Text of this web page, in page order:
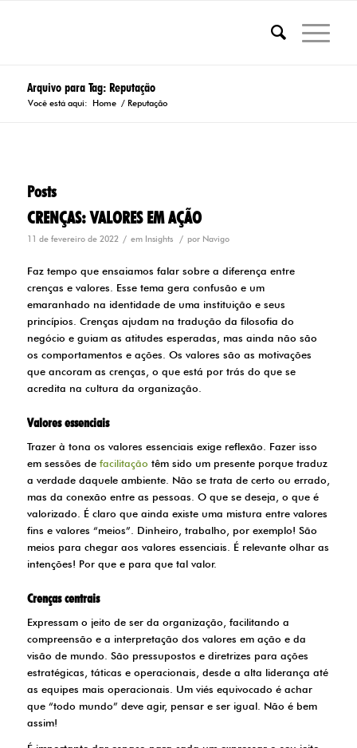
Arquivo para Tag: Reputação
Você está aqui: Home / Reputação
Posts
CRENÇAS: VALORES EM AÇÃO
11 de fevereiro de 2022 / em Insights / por Navigo
Faz tempo que ensaiamos falar sobre a diferença entre
crenças e valores. Esse tema gera confusão e um
emaranhado na identidade de uma instituição e seus
princípios. Crenças ajudam na tradução da filosofia do
negócio e guiam as atitudes esperadas, mas ainda não são
os comportamentos e ações. Os valores são as motivações
que ancoram as crenças, o que está por trás do que se
acredita na cultura da organização.
Valores essenciais
Trazer à tona os valores essenciais exige reflexão. Fazer isso
em sessões de facilitação têm sido um presente porque traduz
a verdade daquele ambiente. Não se trata de certo ou errado,
mas da conexão entre as pessoas. O que se deseja, o que é
valorizado. É claro que ainda existe uma mistura entre valores
fins e valores “meios”. Dinheiro, trabalho, por exemplo! São
meios para chegar aos valores essenciais. É relevante olhar as
intenções! Por que e para que tal valor.
Crenças centrais
Expressam o jeito de ser da organização, facilitando a
compreensão e a interpretação dos valores em ação e da
visão de mundo. São pressupostos e diretrizes para ações
estratégicas, táticas e operacionais, desde a alta liderança até
as equipes mais operacionais. Um viés equivocado é achar
que “todo mundo” deve agir, pensar e ser igual. Não é bem
assim!